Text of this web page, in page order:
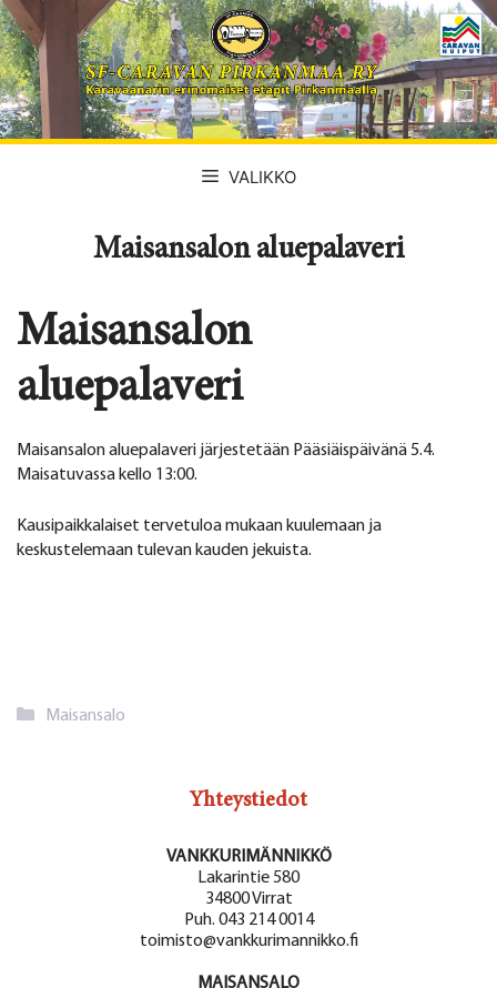
Siirry
sisältöön
VALIKKO
Maisansalon aluepalaveri
Maisansalon
aluepalaveri
Maisansalon aluepalaveri järjestetään Pääsiäispäivänä 5.4.
Maisatuvassa kello 13:00.
Kausipaikkalaiset tervetuloa mukaan kuulemaan ja
keskustelemaan tulevan kauden jekuista.
Kategoriat
Maisansalo
Yhteystiedot
VANKKURIMÄNNIKKÖ
Lakarintie 580
34800 Virrat
Puh. 043 214 0014
toimisto@vankkurimannikko.fi
MAISANSALO